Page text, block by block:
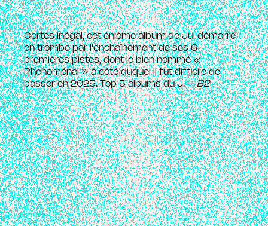
Certes inégal, cet énième album de Jul démarre
en trombe par l’enchaînement de ses 6
premières pistes, dont le bien nommé «
Phénoménal » à côté duquel il fut difficile de
passer en 2025. Top 5 albums du J.– B2